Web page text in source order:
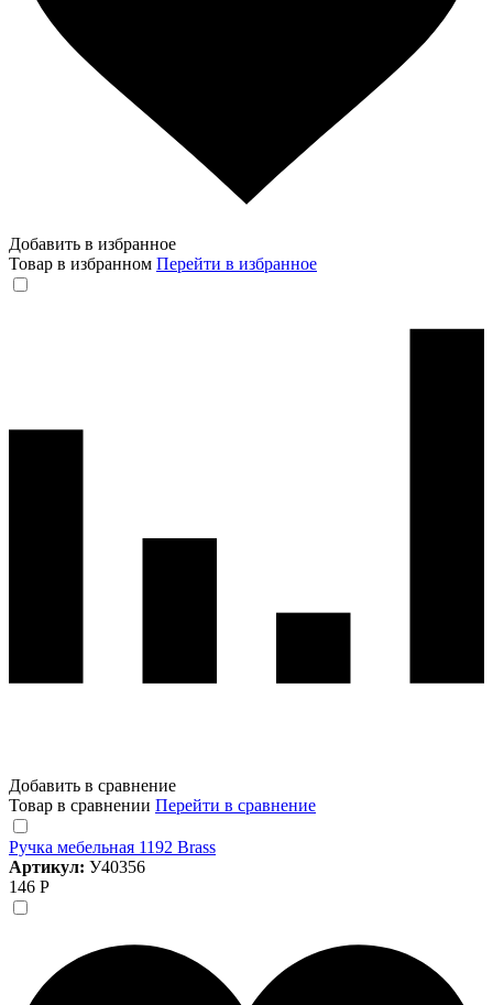
Добавить в избранное
Товар в избранном Перейти в избранное
Добавить в сравнение
Товар в сравнении Перейти в сравнение
Ручка мебельная 1192 Brass
Артикул: У40356
146 Р